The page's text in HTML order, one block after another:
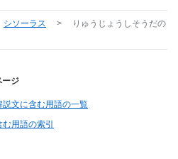
シソーラス > りゅうじょうしそうだの
ージ
説文に含む用語の一覧
用語の索引